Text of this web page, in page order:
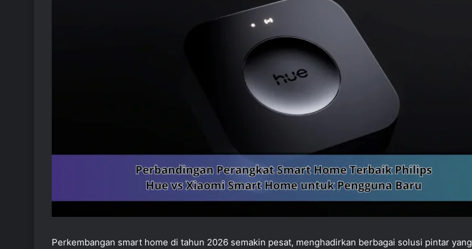
Perkembangan smart home di tahun 2026 semakin pesat, menghadirkan berbagai solusi pintar yang